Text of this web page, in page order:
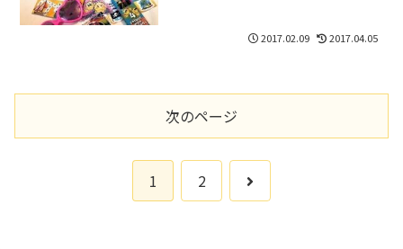
2017.02.09 2017.04.05
次のページ
1 2
次